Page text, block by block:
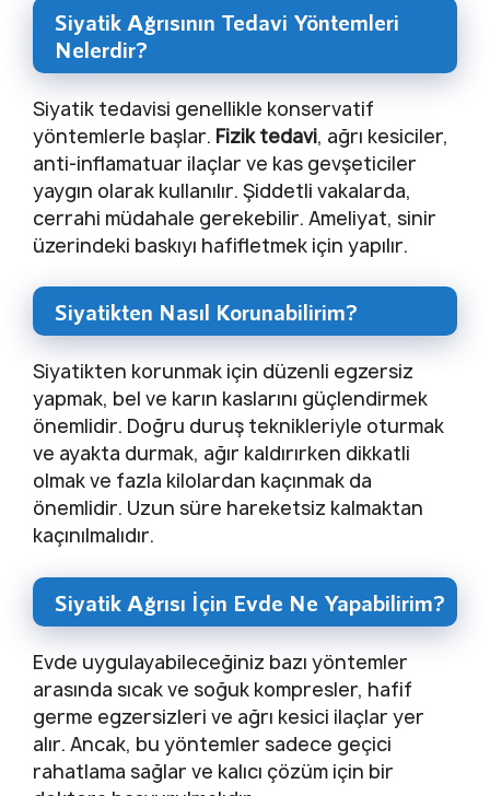
Siyatik Ağrısının Tedavi Yöntemleri
Nelerdir?
Siyatik tedavisi genellikle konservatif
yöntemlerle başlar. Fizik tedavi, ağrı kesiciler,
anti-inflamatuar ilaçlar ve kas gevşeticiler
yaygın olarak kullanılır. Şiddetli vakalarda,
cerrahi müdahale gerekebilir. Ameliyat, sinir
üzerindeki baskıyı hafifletmek için yapılır.
Siyatikten Nasıl Korunabilirim?
Siyatikten korunmak için düzenli egzersiz
yapmak, bel ve karın kaslarını güçlendirmek
önemlidir. Doğru duruş teknikleriyle oturmak
ve ayakta durmak, ağır kaldırırken dikkatli
olmak ve fazla kilolardan kaçınmak da
önemlidir. Uzun süre hareketsiz kalmaktan
kaçınılmalıdır.
Siyatik Ağrısı İçin Evde Ne Yapabilirim?
Evde uygulayabileceğiniz bazı yöntemler
arasında sıcak ve soğuk kompresler, hafif
germe egzersizleri ve ağrı kesici ilaçlar yer
alır. Ancak, bu yöntemler sadece geçici
rahatlama sağlar ve kalıcı çözüm için bir